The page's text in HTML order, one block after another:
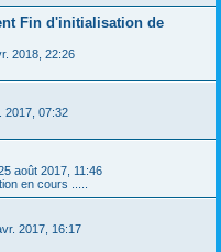
Fin d'initialisation de
2018, 22:26
2017, 07:32
août 2017, 11:46
en cours .....
2017, 16:17